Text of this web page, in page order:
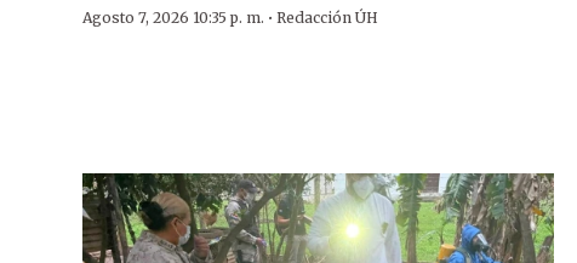
Agosto 7, 2026 10:35 p. m. · Redacción ÚH